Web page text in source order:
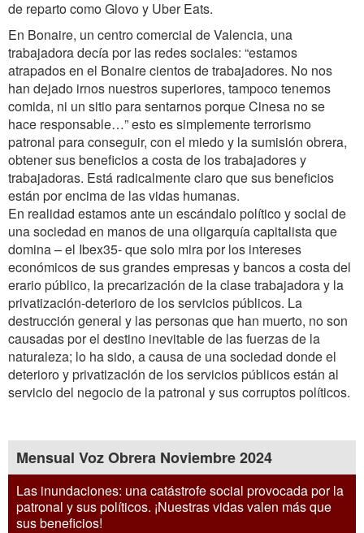
de reparto como Glovo y Uber Eats.
En Bonaire, un centro comercial de Valencia, una
trabajadora decía por las redes sociales: “estamos
atrapados en el Bonaire cientos de trabajadores. No nos
han dejado irnos nuestros superiores, tampoco tenemos
comida, ni un sitio para sentarnos porque Cinesa no se
hace responsable…” esto es simplemente terrorismo
patronal para conseguir, con el miedo y la sumisión obrera,
obtener sus beneficios a costa de los trabajadores y
trabajadoras. Está radicalmente claro que sus beneficios
están por encima de las vidas humanas.
En realidad estamos ante un escándalo político y social de
una sociedad en manos de una oligarquía capitalista que
domina – el Ibex35- que solo mira por los intereses
económicos de sus grandes empresas y bancos a costa del
erario público, la precarización de la clase trabajadora y la
privatización-deterioro de los servicios públicos. La
destrucción general y las personas que han muerto, no son
causadas por el destino inevitable de las fuerzas de la
naturaleza; lo ha sido, a causa de una sociedad donde el
deterioro y privatización de los servicios públicos están al
servicio del negocio de la patronal y sus corruptos políticos.
Mensual Voz Obrera Noviembre 2024
Las inundaciones: una catástrofe social provocada por la
patronal y sus políticos. ¡Nuestras vidas valen más que
sus beneficios!